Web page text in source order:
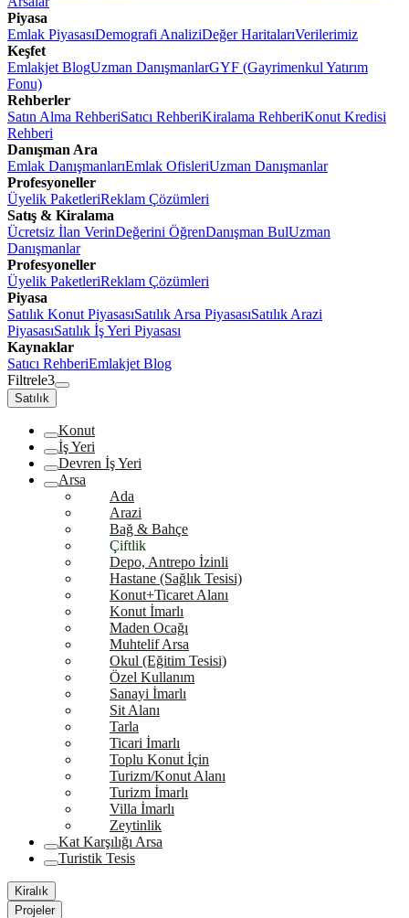
Piyasa
Emlak PiyasasıDemografi AnaliziDeğer HaritalarıVerilerimiz
Keşfet
Emlakjet BlogUzman DanışmanlarGYF (Gayrimenkul Yatırım
Fonu)
Rehberler
Satın Alma RehberiSatıcı RehberiKiralama RehberiKonut Kredisi
Rehberi
Danışman Ara
Emlak DanışmanlarıEmlak OfisleriUzman Danışmanlar
Profesyoneller
Üyelik PaketleriReklam Çözümleri
Satış & Kiralama
Ücretsiz İlan VerinDeğerini ÖğrenDanışman BulUzman
Danışmanlar
Profesyoneller
Üyelik PaketleriReklam Çözümleri
Piyasa
Satılık Konut PiyasasıSatılık Arsa PiyasasıSatılık Arazi
PiyasasıSatılık İş Yeri Piyasası
Kaynaklar
Satıcı RehberiEmlakjet Blog
Filtrele3
Satılık
Konut
İş Yeri
Devren İş Yeri
Arsa
Ada
Arazi
Bağ & Bahçe
Çiftlik
Depo, Antrepo İzinli
Hastane (Sağlık Tesisi)
Konut+Ticaret Alanı
Konut İmarlı
Maden Ocağı
Muhtelif Arsa
Okul (Eğitim Tesisi)
Özel Kullanım
Sanayi İmarlı
Sit Alanı
Tarla
Ticari İmarlı
Toplu Konut İçin
Turizm/Konut Alanı
Turizm İmarlı
Villa İmarlı
Zeytinlik
Kat Karşılığı Arsa
Turistik Tesis
Kiralık
Projeler